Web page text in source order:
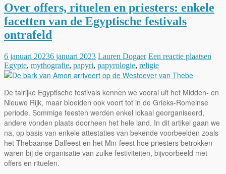
Over offers, rituelen en priesters: enkele
facetten van de Egyptische festivals
ontrafeld
6 januari 20236 januari 2023 Lauren Dogaer Een reactie plaatsen
Egypte, mythografie, papyri, papyrologie, religie
De talrijke Egyptische festivals kennen we vooral uit het Midden- en
Nieuwe Rijk, maar bloeiden ook voort tot in de Grieks-Romeinse
periode. Sommige feesten werden enkel lokaal georganiseerd,
andere vonden plaats doorheen het hele land. In dit artikel gaan we
na, op basis van enkele attestaties van bekende voorbeelden zoals
het Thebaanse Dalfeest en het Min-feest hoe priesters betrokken
waren bij de organisatie van zulke festiviteiten, bijvoorbeeld met
offers en rituelen.